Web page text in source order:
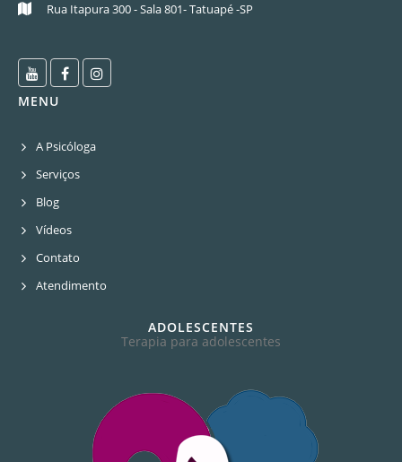
Rua Itapura 300 - Sala 801- Tatuapé -SP
MENU
A Psicóloga
Serviços
Blog
Vídeos
Contato
Atendimento
ADOLESCENTES
Terapia para adolescentes